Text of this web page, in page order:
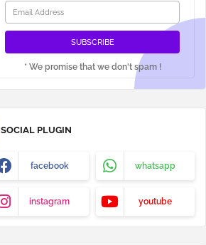
* We promise that we don't spam !
SOCIAL PLUGIN
facebook whatsapp
instagram youtube